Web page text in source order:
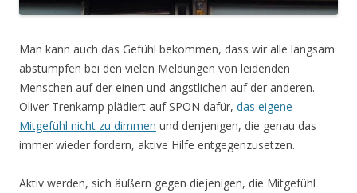
Man kann auch das Gefühl bekommen, dass wir alle langsam
abstumpfen bei den vielen Meldungen von leidenden
Menschen auf der einen und ängstlichen auf der anderen.
Oliver Trenkamp plädiert auf SPON dafür, das eigene
Mitgefühl nicht zu dimmen und denjenigen, die genau das
immer wieder fordern, aktive Hilfe entgegenzusetzen.
Aktiv werden, sich äußern gegen diejenigen, die Mitgefühl